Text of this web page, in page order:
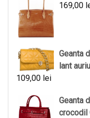
169,00
Geanta
lant
109,00 lei
Geanta
crocodil